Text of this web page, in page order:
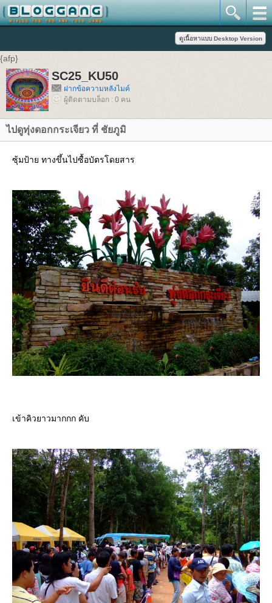
{afp}
SC25_KU50
ฝากข้อความหลังไมค์
ผู้ติดตามบล็อก : 0 คน
ไปดูทุ่งดอกกระเจียว ที่ ชัยภูมิ
ซุ้มป้าย ทางขึ้นไปซื้อบัตรโดยสาร
เข้าคิวยาวมากกก คับ